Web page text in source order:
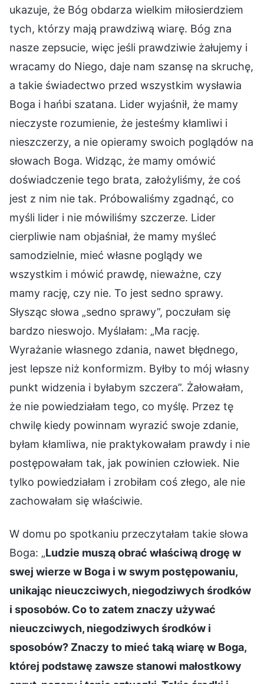
ukazuje, że Bóg obdarza wielkim miłosierdziem
tych, którzy mają prawdziwą wiarę. Bóg zna
nasze zepsucie, więc jeśli prawdziwie żałujemy i
wracamy do Niego, daje nam szansę na skruchę,
a takie świadectwo przed wszystkim wysławia
Boga i hańbi szatana. Lider wyjaśnił, że mamy
nieczyste rozumienie, że jesteśmy kłamliwi i
nieszczerzy, a nie opieramy swoich poglądów na
słowach Boga. Widząc, że mamy omówić
doświadczenie tego brata, założyliśmy, że coś
jest z nim nie tak. Próbowaliśmy zgadnąć, co
myśli lider i nie mówiliśmy szczerze. Lider
cierpliwie nam objaśniał, że mamy myśleć
samodzielnie, mieć własne poglądy we
wszystkim i mówić prawdę, nieważne, czy
mamy rację, czy nie. To jest sedno sprawy.
Słysząc słowa „sedno sprawy”, poczułam się
bardzo nieswojo. Myślałam: „Ma rację.
Wyrażanie własnego zdania, nawet błędnego,
jest lepsze niż konformizm. Byłby to mój własny
punkt widzenia i byłabym szczera”. Żałowałam,
że nie powiedziałam tego, co myślę. Przez tę
chwilę kiedy powinnam wyrazić swoje zdanie,
byłam kłamliwa, nie praktykowałam prawdy i nie
postępowałam tak, jak powinien człowiek. Nie
tylko powiedziałam i zrobiłam coś złego, ale nie
zachowałam się właściwie.
W domu po spotkaniu przeczytałam takie słowa
Boga: „Ludzie muszą obrać właściwą drogę w
swej wierze w Boga i w swym postępowaniu,
unikając nieuczciwych, niegodziwych środków
i sposobów. Co to zatem znaczy używać
nieuczciwych, niegodziwych środków i
sposobów? Znaczy to mieć taką wiarę w Boga,
której podstawę zawsze stanowi małostkowy